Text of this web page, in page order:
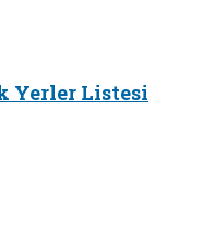
Yerler Listesi